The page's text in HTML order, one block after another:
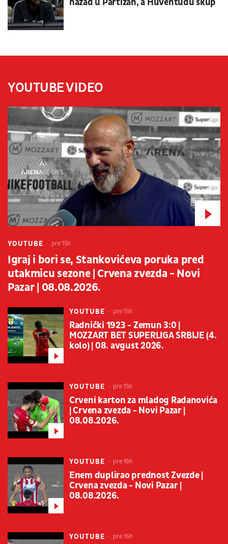
YOUTUBE VIDEO
YOUTUBE pre 15h
Igraj i bori se, Stankovićeva poruka pred
utakmicu sezone | Crvena zvezda - Novi
Pazar | 08.08.2026.
YOUTUBE pre 15h
Radnički 1923 - Zemun 3:0 |
MOZZART BET SUPERLIGA SRBIJE (4.
kolo) | 08. avgust 2026.
YOUTUBE pre 15h
Crveni karton za mladog Radanovića
| Crvena zvezda - Novi Pazar |
08.08.2026.
YOUTUBE pre 16h
Enem duplirao prednost Zvezde |
Crvena zvezda - Novi Pazar |
08.08.2026.
YOUTUBE pre 16h